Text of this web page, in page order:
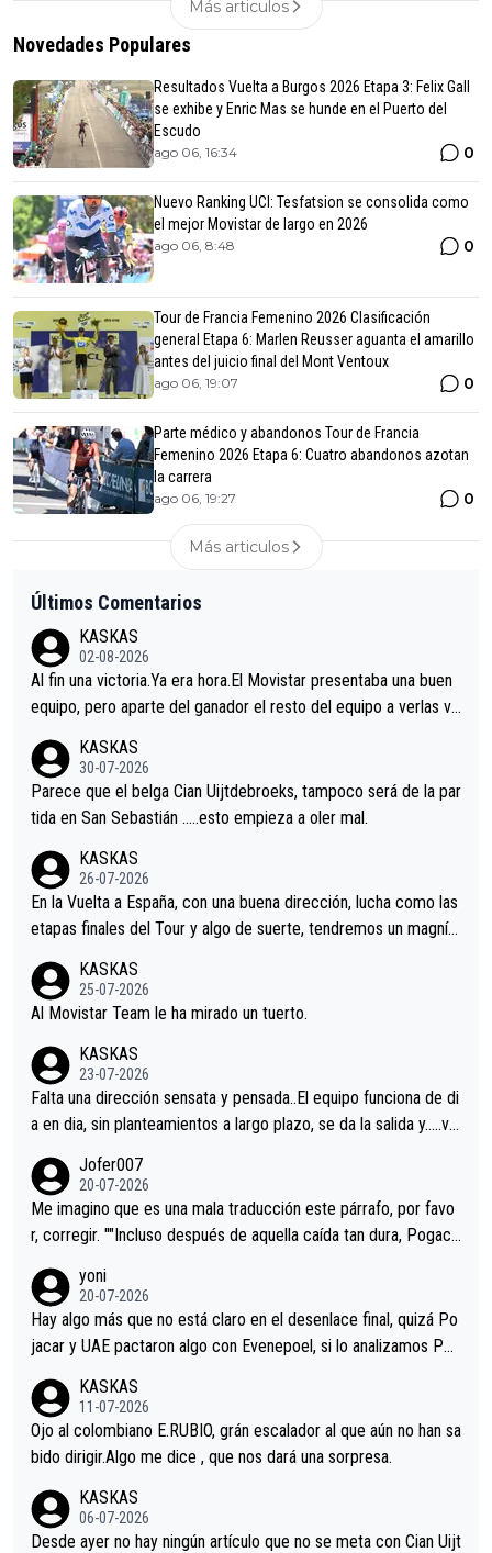
Más articulos
Novedades Populares
Resultados Vuelta a Burgos 2026 Etapa 3: Felix Gall
se exhibe y Enric Mas se hunde en el Puerto del
Escudo
ago 06, 16:34 0
Nuevo Ranking UCI: Tesfatsion se consolida como
el mejor Movistar de largo en 2026
ago 06, 8:48 0
Tour de Francia Femenino 2026 Clasificación
general Etapa 6: Marlen Reusser aguanta el amarillo
antes del juicio final del Mont Ventoux
ago 06, 19:07 0
Parte médico y abandonos Tour de Francia
Femenino 2026 Etapa 6: Cuatro abandonos azotan
la carrera
ago 06, 19:27 0
Más articulos
Últimos Comentarios
KASKAS
02-08-2026
Al fin una victoria.Ya era hora.El Movistar presentaba una buen
equipo, pero aparte del ganador el resto del equipo a verlas ve
s.La única buena noticia es la mejoría de Enric Más en San Seb
astian.Si en la Vuelta a Burgos sigue la mejoría, podríamos ten
er alguna sorpresa en la Vuelta.Ojalá.
KASKAS
30-07-2026
Parece que el belga Cian Uijtdebroeks, tampoco será de la par
tida en San Sebastián …..esto empieza a oler mal.
KASKAS
26-07-2026
En la Vuelta a España, con una buena dirección, lucha como las
etapas finales del Tour y algo de suerte, tendremos un magnífi
KASKAS
25-07-2026
Al Movistar Team le ha mirado un tuerto.
KASKAS
23-07-2026
Falta una dirección sensata y pensada..El equipo funciona de di
a en dia, sin planteamientos a largo plazo, se da la salida y…..ve
Minguez, Velez etc etc.Me da pena vivir estos momentos tan
tristes sin victorias.
Jofer007
20-07-2026
Me imagino que es una mala traducción este párrafo, por favo
r, corregir. ""Incluso después de aquella caída tan dura, Pogaca
permaneció pegado a su rueda. Parecía increíble la forma en l
a que era capaz de controlar el miedo", recordó."
yoni
20-07-2026
Hay algo más que no está claro en el desenlace final, quizá Po
jacar y UAE pactaron algo con Evenepoel, si lo analizamos Poj
i sin pedalear, luego está el saludo con Evenepoel dándose la
mano de una manera muy fraternal, más allá de los típicos toqu
es en el hombro con que saludaba a Vingegard. Ahí hubo una in
eta, a ver si por querer poner a Del Toro con calzador en posi
ción de podio UAE y Pojacar se van complicar el tour.
KASKAS
11-07-2026
Ojo al colombiano E.RUBIO, grán escalador al que aún no han sa
bido dirigir.Algo me dice , que nos dará una sorpresa.
KASKAS
06-07-2026
Desde ayer no hay ningún artículo que no se meta con Cian Uijt